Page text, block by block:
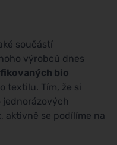
součástí
výrobců dnes
bio
textilu. Tím, že si
aktivně se podílíme na